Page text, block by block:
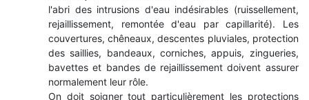
l'abri des intrusions d'eau indésirables (ruissellement,
rejaillissement, remontée d'eau par capillarité). Les
couvertures, chêneaux, descentes pluviales, protection
des saillies, bandeaux, corniches, appuis, zingueries,
bavettes et bandes de rejaillissement doivent assurer
normalement leur rôle.
On doit soigner tout particulièrement les protections